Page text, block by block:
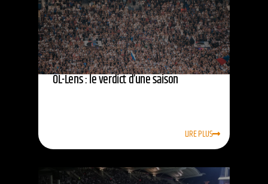
OL-Lens : le verdict d’une saison
LIRE PLUS